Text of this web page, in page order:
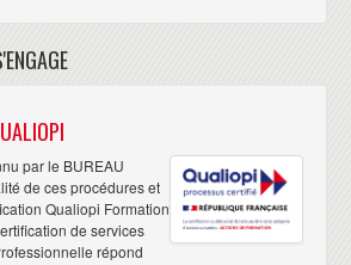
par le BUREAU
de ces procédures et
Qualiopi Formation
de services
répond